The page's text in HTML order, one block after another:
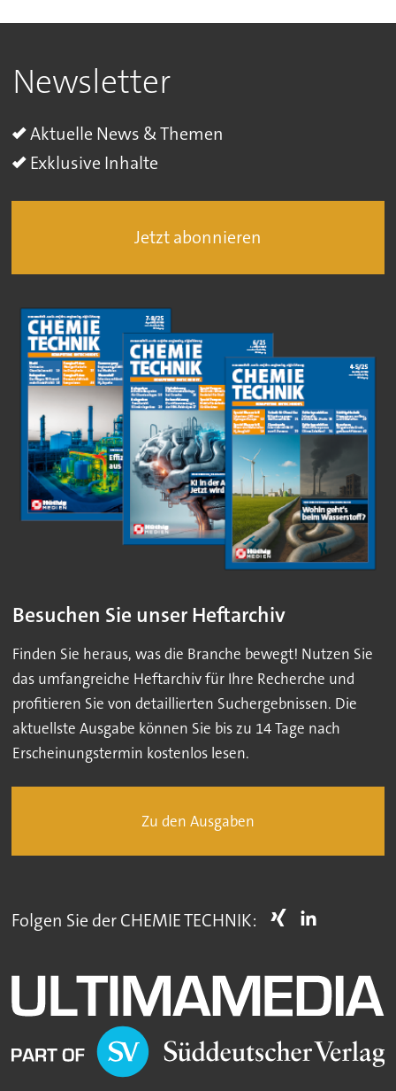
Newsletter
Aktuelle News & Themen
Exklusive Inhalte
Jetzt abonnieren
Besuchen Sie unser Heftarchiv
Finden Sie heraus, was die Branche bewegt! Nutzen Sie
das umfangreiche Heftarchiv für Ihre Recherche und
profitieren Sie von detaillierten Suchergebnissen. Die
aktuellste Ausgabe können Sie bis zu 14 Tage nach
Erscheinungstermin kostenlos lesen.
Zu den Ausgaben
Folgen Sie der CHEMIE TECHNIK: